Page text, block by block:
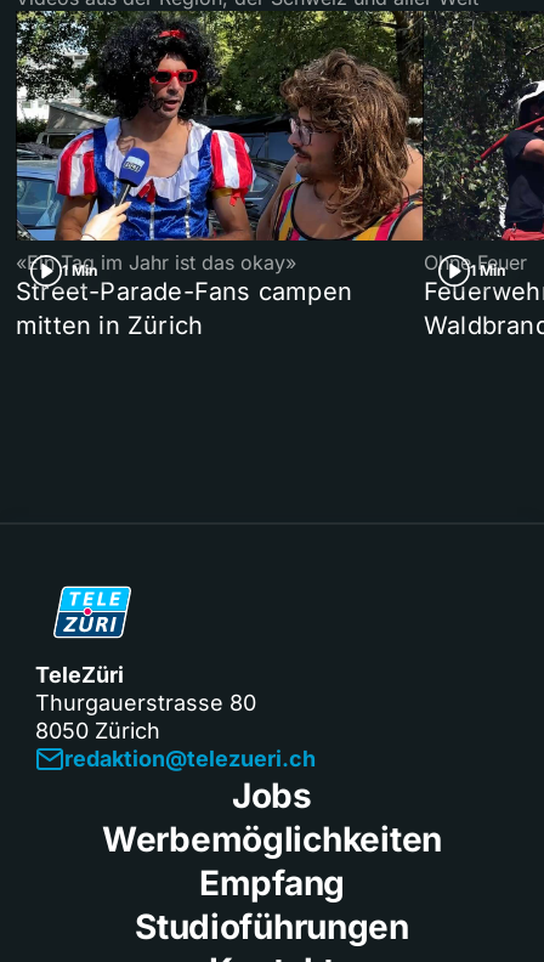
1 Min
«Ein Tag im Jahr ist das okay»
Street-Parade-Fans campen
mitten in Zürich
1 Min
Ohne Feuer
TeleZüri
Thurgauerstrasse 80
8050 Zürich
redaktion@telezueri.ch
Jobs
Werbemöglichkeiten
Empfang
Studioführungen